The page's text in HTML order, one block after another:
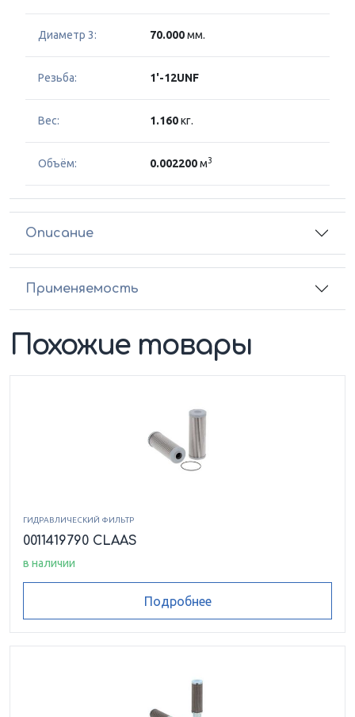
Диаметр 3: 70.000мм.
Резьба: 1'-12UNF
Вес: 1.160кг.
Объём: 0.002200м3
Описание
Применяемость
Похожие товары
ГИДРАВЛИЧЕСКИЙ ФИЛЬТР
0011419790 CLAAS
в наличии
Подробнее